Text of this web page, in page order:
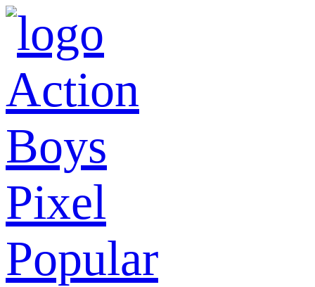
Action
Boys
Pixel
Popular